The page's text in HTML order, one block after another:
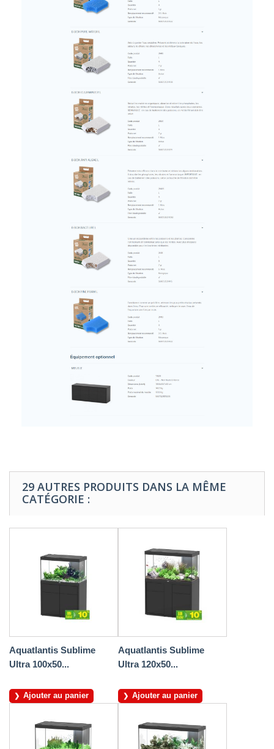
29 AUTRES PRODUITS DANS LA MÊME
CATÉGORIE :
Aquatlantis Sublime
Ultra 100x50...
Ajouter au panier
Aquatlantis Sublime
Ultra 120x50...
Ajouter au panier